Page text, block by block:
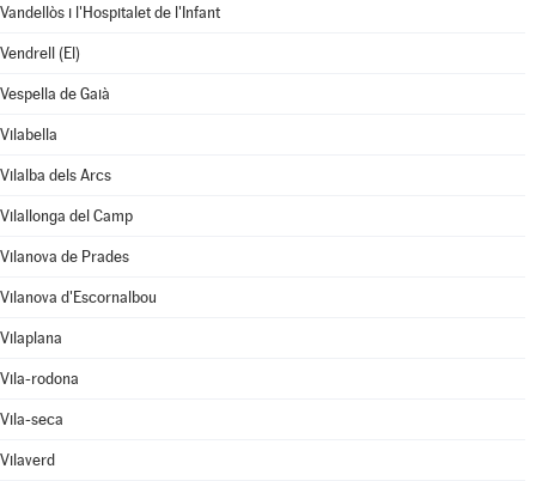
Vandellòs i l'Hospitalet de l'Infant
Vendrell (El)
Vespella de Gaià
Vilabella
Vilalba dels Arcs
Vilallonga del Camp
Vilanova de Prades
Vilanova d'Escornalbou
Vilaplana
Vila-rodona
Vila-seca
Vilaverd